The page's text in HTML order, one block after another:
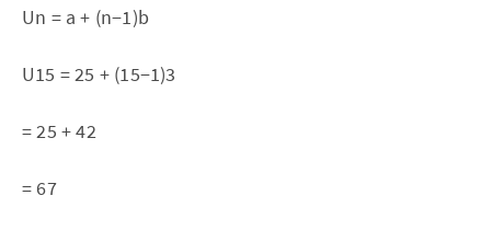
Un = a + (n−1)b
U15 = 25 + (15−1)3
= 25 + 42
= 67